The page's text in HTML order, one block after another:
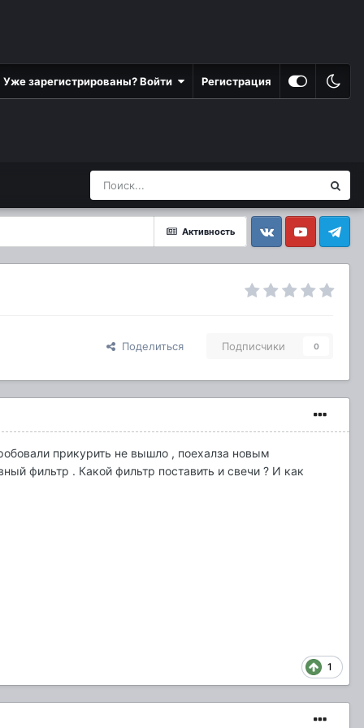
Уже зарегистрированы? Войти Регистрация
Активность
VkontakteYouTube Telegram
Поделиться Подписчики 0
прикурить не вышло , поехалза новым
фильтр . Какой фильтр поставить и свечи ? И как
1